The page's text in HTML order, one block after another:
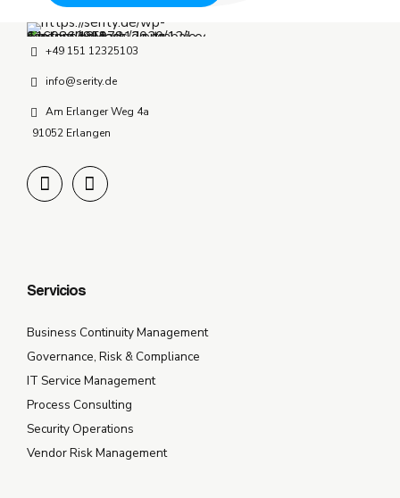
+49 151 12325103
info@serity.de
Am Erlanger Weg 4a
91052 Erlangen
Servicios
Business Continuity Management
Governance, Risk & Compliance
IT Service Management
Process Consulting
Security Operations
Vendor Risk Management